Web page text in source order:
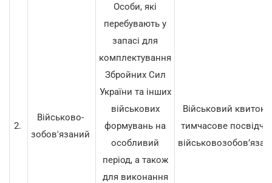
2.
Військово-
зобов'язаний
Особи, які
перебувають у
запасі для
комплектування
Збройних Сил
України та інших
військових
формувань на
особливий
період, а також
для виконання
Військовий квиток
тимчасове